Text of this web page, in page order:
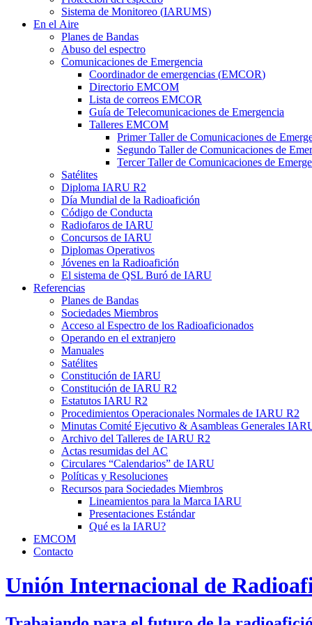
Sistema de Monitoreo (IARUMS)
En el Aire
Planes de Bandas
Abuso del espectro
Comunicaciones de Emergencia
Coordinador de emergencias (EMCOR)
Directorio EMCOM
Lista de correos EMCOR
Guía de Telecomunicaciones de Emergencia
Talleres EMCOM
Primer Taller de Comunicaciones de
Segundo Taller de Comunicaciones de
Tercer Taller de Comunicaciones de
Satélites
Diploma IARU R2
Día Mundial de la Radioafición
Código de Conducta
Radiofaros de IARU
Concursos de IARU
Diplomas Operativos
Jóvenes en la Radioafición
El sistema de QSL Buró de IARU
Referencias
Planes de Bandas
Sociedades Miembros
Acceso al Espectro de los Radioaficionados
Operando en el extranjero
Manuales
Satélites
Constitución de IARU
Constitución de IARU R2
Estatutos IARU R2
Procedimientos Operacionales Normales de IARU R2
Minutas Comité Ejecutivo & Asambleas Generales
Archivo del Talleres de IARU R2
Actas resumidas del AC
Circulares “Calendarios” de IARU
Políticas y Resoluciones
Recursos para Sociedades Miembros
Lineamientos para la Marca IARU
Presentaciones Estándar
Qué es la IARU?
EMCOM
Contacto
Unión Internacional de